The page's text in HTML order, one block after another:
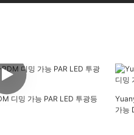
디밍 가능 PAR LED 투광등
가능